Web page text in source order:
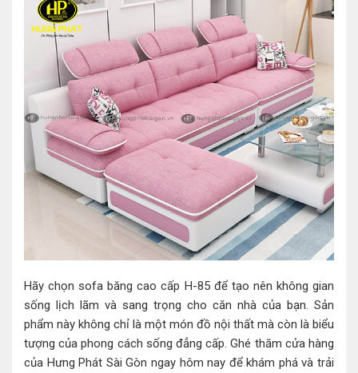
Hãy chọn sofa băng cao cấp H-85 để tạo nên không gian
sống lịch lãm và sang trọng cho căn nhà của bạn. Sản
phẩm này không chỉ là một món đồ nội thất mà còn là biểu
tượng của phong cách sống đẳng cấp. Ghé thăm cửa hàng
của Hưng Phát Sài Gòn ngay hôm nay để khám phá và trải